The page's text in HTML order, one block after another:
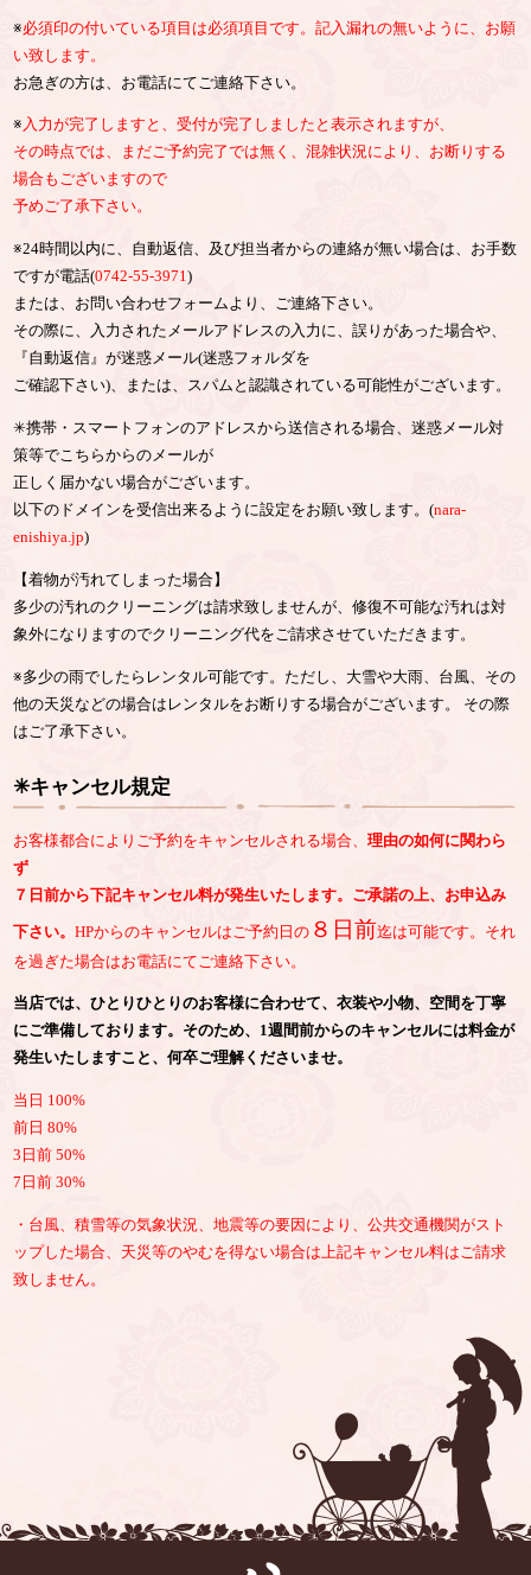
※必須印の付いている項目は必須項目です。記入漏れの無いように、お願
い致します。
お急ぎの方は、お電話にてご連絡下さい。
※ 入力が完了しますと、受付が完了しましたと表示されますが、
その時点では、まだご予約完了では無く、混雑状況により、お断りする
場合もございますので
予めご了承下さい。
※24時間以内に、自動返信、及び担当者からの連絡が無い場合は、お手数
ですが電話(0742-55-3971)
または、お問い合わせフォームより、ご連絡下さい。
その際に、入力されたメールアドレスの入力に、誤りがあった場合や、
『自動返信』が迷惑メール(迷惑フォルダを
ご確認下さい)、または、スパムと認識されている可能性がございます。
✳︎携帯・スマートフォンのアドレスから送信される場合、迷惑メール対
策等でこちらからのメールが
正しく届かない場合がございます。
以下のドメインを受信出来るように設定をお願い致します。(nara-
enishiya.jp)
【着物が汚れてしまった場合】
多少の汚れのクリーニングは請求致しませんが、修復不可能な汚れは対
象外になりますのでクリーニング代をご請求させていただきます。
※多少の雨でしたらレンタル可能です。ただし、大雪や大雨、台風、その
他の天災などの場合はレンタルをお断りする場合がございます。 その際
はご了承下さい。
✳︎キャンセル規定
お客様都合によりご予約をキャンセルされる場合、理由の如何に関わら
ず
７日前から下記キャンセル料が発生いたします。ご承諾の上、お申込み
下さい。HPからのキャンセルはご予約日の ８日前迄は可能です。それ
を過ぎた場合はお電話にてご連絡下さい。
当店では、ひとりひとりのお客様に合わせて、衣装や小物、空間を丁寧
にご準備しております。そのため、1週間前からのキャンセルには料金が
発生いたしますこと、何卒ご理解くださいませ。
当日 100%
前日 80%
3日前 50%
7日前 30%
・台風、積雪等の気象状況、地震等の要因により、公共交通機関がスト
ップした場合、天災等のやむを得ない場合は上記キャンセル料はご請求
致しません。